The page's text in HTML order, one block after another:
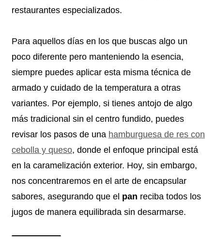
restaurantes especializados.
Para aquellos días en los que buscas algo un
poco diferente pero manteniendo la esencia,
siempre puedes aplicar esta misma técnica de
armado y cuidado de la temperatura a otras
variantes. Por ejemplo, si tienes antojo de algo
más tradicional sin el centro fundido, puedes
revisar los pasos de una hamburguesa de res con
cebolla y queso, donde el enfoque principal está
en la caramelización exterior. Hoy, sin embargo,
nos concentraremos en el arte de encapsular
sabores, asegurando que el pan reciba todos los
jugos de manera equilibrada sin desarmarse.